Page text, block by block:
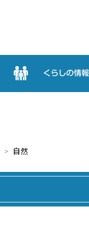
くらしの情報
自然